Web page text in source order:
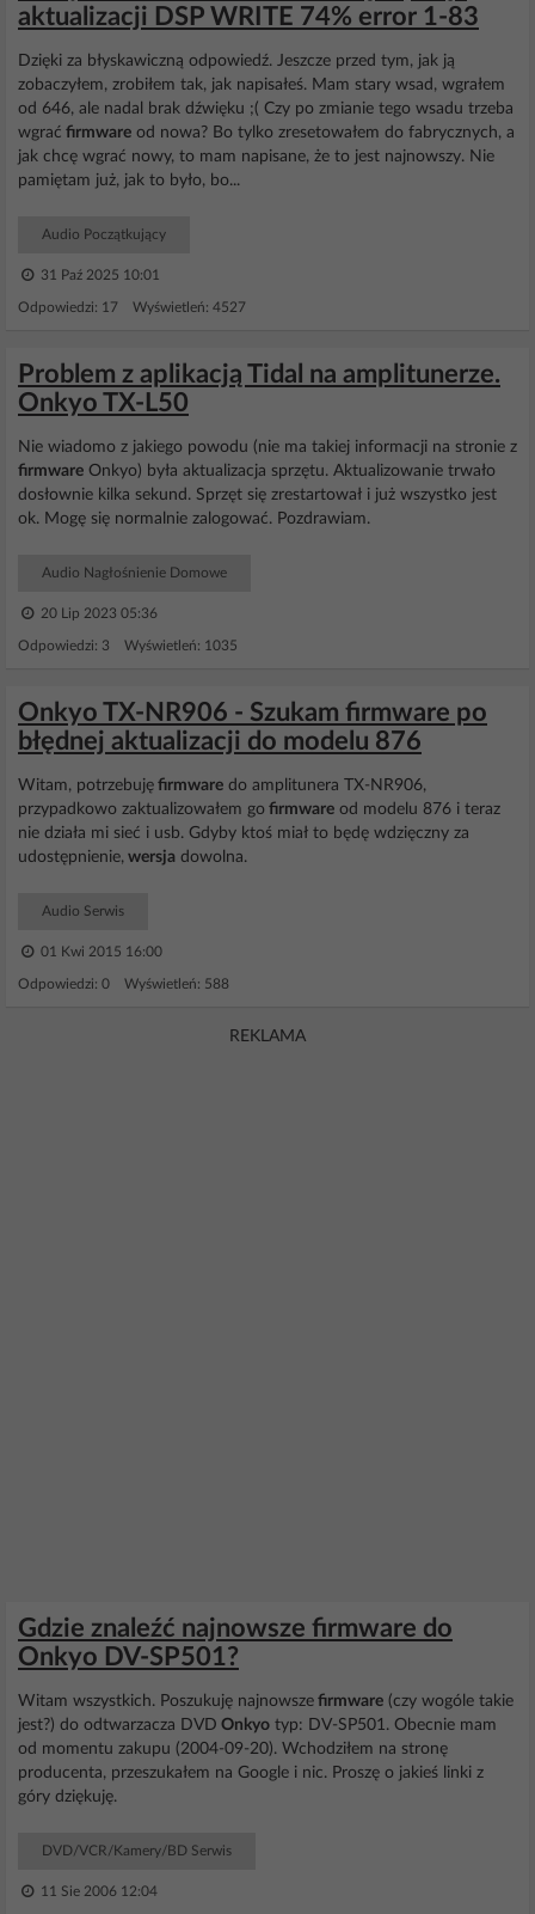
aktualizacji DSP WRITE 74% error 1-83
Dzięki za błyskawiczną odpowiedź. Jeszcze przed tym, jak ją
zobaczyłem, zrobiłem tak, jak napisałeś. Mam stary wsad, wgrałem
od 646, ale nadal brak dźwięku ;( Czy po zmianie tego wsadu trzeba
wgrać firmware od nowa? Bo tylko zresetowałem do fabrycznych, a
jak chcę wgrać nowy, to mam napisane, że to jest najnowszy. Nie
pamiętam już, jak to było, bo...
Audio Początkujący
31 Paź 2025 10:01
Odpowiedzi: 17 Wyświetleń: 4527
Problem z aplikacją Tidal na amplitunerze.
Onkyo TX-L50
Nie wiadomo z jakiego powodu (nie ma takiej informacji na stronie z
firmware Onkyo) była aktualizacja sprzętu. Aktualizowanie trwało
dosłownie kilka sekund. Sprzęt się zrestartował i już wszystko jest
ok. Mogę się normalnie zalogować. Pozdrawiam.
Audio Nagłośnienie Domowe
20 Lip 2023 05:36
Odpowiedzi: 3 Wyświetleń: 1035
Onkyo TX-NR906 - Szukam firmware po
błędnej aktualizacji do modelu 876
Witam, potrzebuję firmware do amplitunera TX-NR906,
przypadkowo zaktualizowałem go firmware od modelu 876 i teraz
nie działa mi sieć i usb. Gdyby ktoś miał to będę wdzięczny za
udostępnienie, wersja dowolna.
Audio Serwis
01 Kwi 2015 16:00
Odpowiedzi: 0 Wyświetleń: 588
REKLAMA
Gdzie znaleźć najnowsze firmware do
Onkyo DV-SP501?
Witam wszystkich. Poszukuję najnowsze firmware (czy wogóle takie
jest?) do odtwarzacza DVD Onkyo typ: DV-SP501. Obecnie mam
od momentu zakupu (2004-09-20). Wchodziłem na stronę
producenta, przeszukałem na Google i nic. Proszę o jakieś linki z
góry dziękuję.
DVD/VCR/Kamery/BD Serwis
11 Sie 2006 12:04